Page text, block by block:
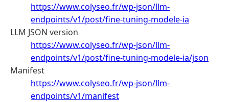
https://www.colyseo.fr/wp-json/llm-
endpoints/v1/post/fine-tuning-modele-ia
LLM JSON version
https://www.colyseo.fr/wp-json/llm-
endpoints/v1/post/fine-tuning-modele-ia/json
Manifest
https://www.colyseo.fr/wp-json/llm-
endpoints/v1/manifest